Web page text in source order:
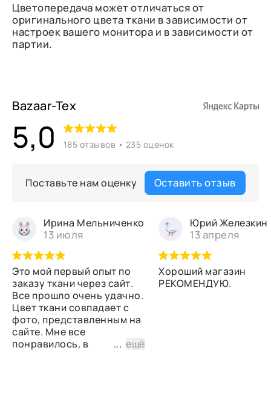
Цветопередача может отличаться от
оригинального цвета ткани в зависимости от
настроек вашего монитора и в зависимости от
партии.
Bazaar-Tex
5,0 185 отзывов • 235 оценок
Поставьте нам оценку Оставить отзыв
Ирина Мельниченко
13 июля
Это мой первый опыт по
заказу ткани через сайт.
Все прошло очень удачно.
Цвет ткани совпадает с
фото, представленным на
сайте. Мне все
понравилось, в
...ещё
Юрий Железкин
13 апреля
Хороший магазин
РЕКОМЕНДУЮ.